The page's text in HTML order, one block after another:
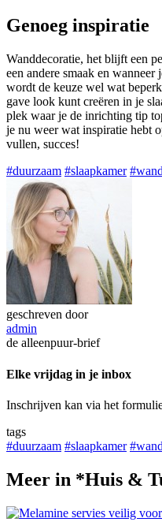
Genoeg inspiratie
Wanddecoratie, het blijft een
een andere smaak en wanneer
wordt de keuze wel wat
gave look kunt creëren in je
plek waar je de inrichting tip
je nu weer wat inspiratie hebt
vullen, succes!
#duurzaam #slaapkamer
geschreven door
admin
de alleenpuur-brief
Elke vrijdag in je inbox
Inschrijven kan via het
tags
#duurzaam #slaapkamer
Meer in *Huis &